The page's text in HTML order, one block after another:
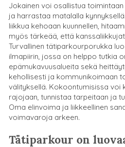
Jokainen voi osallistua
ja harrastaa matalalla
liikkua kehoaan kuunnellen,
myös tärkeää, että
Turvallinen tätiparkourporukka
ilmapiirin, jossa on helppo tutkia
epämukavuusalueita sekä
kehollisesti ja kommunikoimaan
välityksellä. Kokoontumisissa voi
rajojaan, tunnistaa tarpeitaan ja
Oma elinvoima ja liikkeellinen
voimavaroja arkeen.
Tätiparkour on